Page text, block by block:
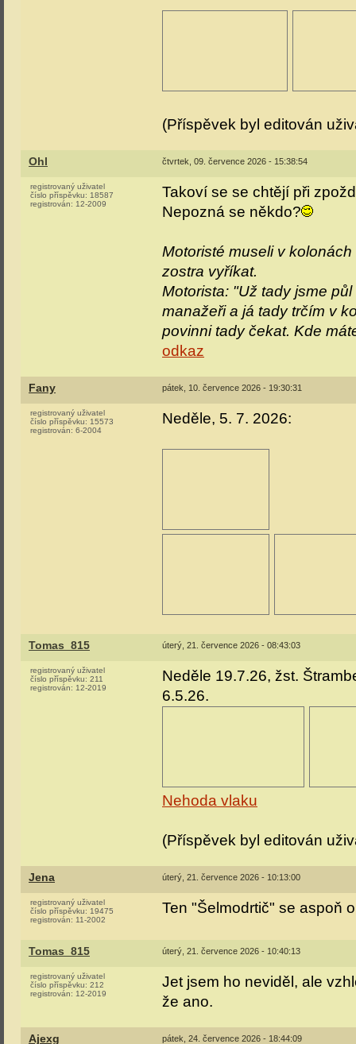
(Příspěvek byl editován
Ohl čtvrtek, 09. července 2026 - 15:38:54
registrovaný uživatel
číslo příspěvku: 18587
registrován: 12-2009
Takoví se se chtějí při
Nepozná se někdo?
Motoristé museli v
zostra vyříkat.
Motorista: "Už tady jsme
manažeři a já tady trčím v
povinni tady čekat. Kde
odkaz
Fany pátek, 10. července 2026 - 19:30:31
registrovaný uživatel
číslo příspěvku: 15573
registrován: 6-2004
Neděle, 5. 7. 2026:
Tomas_815 úterý, 21. července 2026 - 08:43:03
registrovaný uživatel
číslo příspěvku: 211
registrován: 12-2019
Neděle 19.7.26, žst.
6.5.26.
Nehoda vlaku
(Příspěvek byl editován
Jena úterý, 21. července 2026 - 10:13:00
registrovaný uživatel
číslo příspěvku: 19475
registrován: 11-2002
Ten "Šelmodrtič" se aspoň
Tomas_815 úterý, 21. července 2026 - 10:40:13
registrovaný uživatel
číslo příspěvku: 212
registrován: 12-2019
Jet jsem ho neviděl, ale
že ano.
Ajexg pátek, 24. července 2026 - 18:44:09